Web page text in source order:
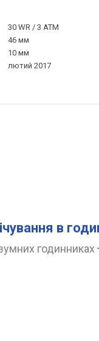
30 WR / 3 ATM
46 мм
10 мм
лютий 2017
в
годинниках